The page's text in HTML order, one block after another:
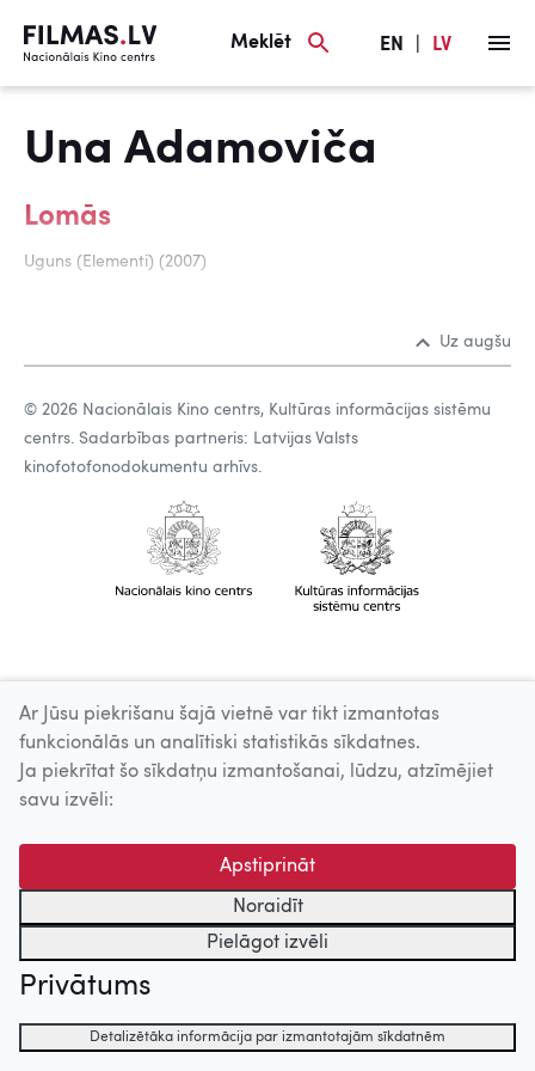
Meklēt EN LV
Una Adamoviča
Lomās
Uguns (Elementi) (2007)
Uz augšu
© 2026 Nacionālais Kino centrs, Kultūras informācijas sistēmu
centrs. Sadarbības partneris: Latvijas Valsts
kinofotofonodokumentu arhīvs.
Ar Jūsu piekrišanu šajā vietnē var tikt izmantotas
funkcionālās un analītiski statistikās sīkdatnes.
Ja piekrītat šo sīkdatņu izmantošanai, lūdzu, atzīmējiet
savu izvēli:
Apstiprināt
Noraidīt
Pielāgot izvēli
Privātums
Detalizētāka informācija par izmantotajām sīkdatnēm